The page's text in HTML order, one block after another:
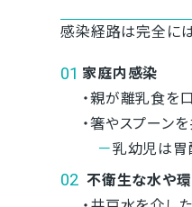
感染経路は完全に
家庭内感染
・親が離乳食を
・箸やスプーン
－乳幼児は胃
不衛生な水や